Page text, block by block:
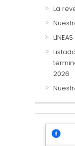
La
2026